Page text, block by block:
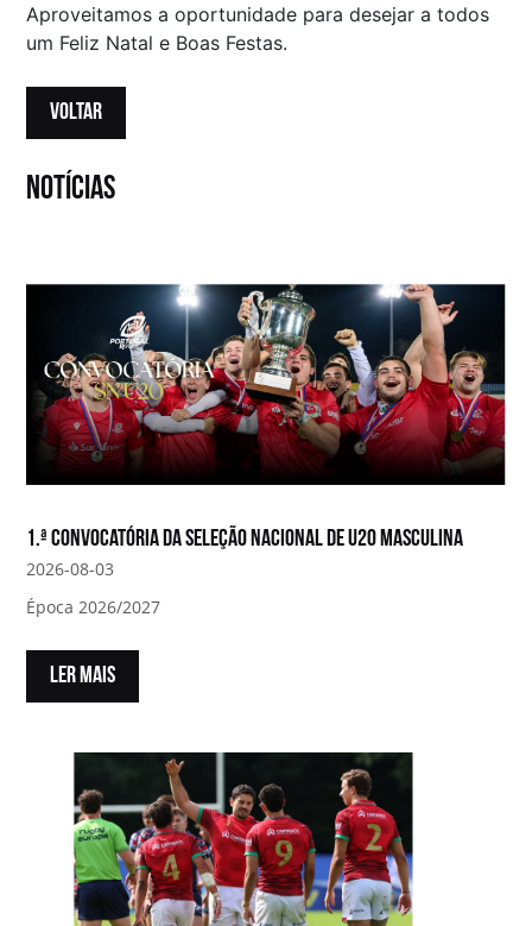
Aproveitamos a oportunidade para desejar a todos
um Feliz Natal e Boas Festas.
VOLTAR
notícias
1.ª convocatória da Seleção Nacional de U20 Masculina
2026-08-03
Época 2026/2027
LER MAIS